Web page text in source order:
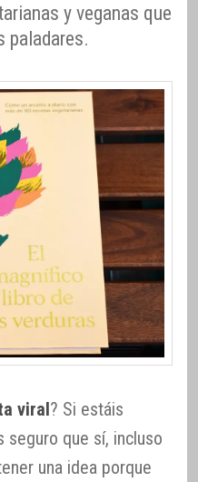
y veganas que
paladares.
viral ? Si estáis
que sí, incluso
una idea porque